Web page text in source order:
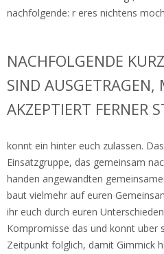
nachfolgende: r eres nichtens
NACHFOLGENDE
SIND AUSGETRAGEN,
AKZEPTIERT FERNER
konnt ein hinter euch zulassen.
Einsatzgruppe, das gemeinsam
handen angewandten
baut vielmehr auf euren
ihr euch durch euren
Kompromisse das und konnt uber
Zeitpunkt folglich, damit Gimmick